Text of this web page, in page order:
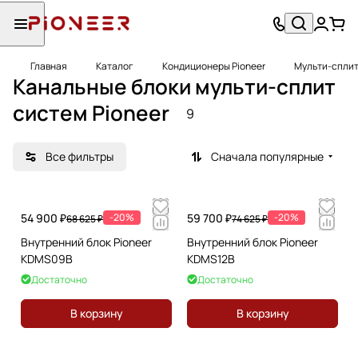
Главная Каталог Кондиционеры Pioneer Мульти-
Канальные блоки мульти-сплит
систем Pioneer
9
Все фильтры Сначала популярные
54 900 ₽68 625 ₽ -20%
Внутренний блок Pioneer
KDMS09B
Достаточно
В корзину
59 700 ₽74 625 ₽ -20%
Внутренний блок Pioneer
KDMS12B
Достаточно
В корзину